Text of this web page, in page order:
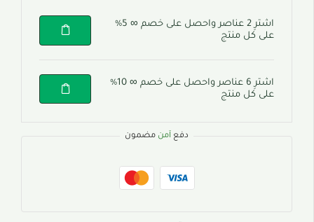
اشترِ 2 عناصر واحصل على خصم ∞ 5%
على كل منتج
اشترِ 6 عناصر واحصل على خصم ∞ 10%
على كل منتج
دفع آمن مضمون